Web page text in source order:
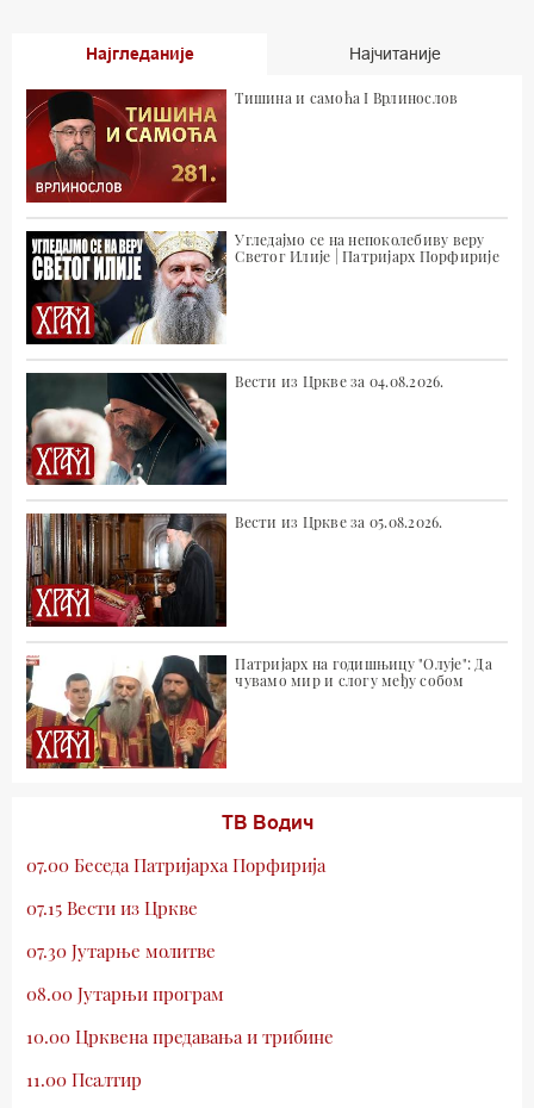
Најгледаније Најчитаније
Тишина и самоћа I Врлинослов
Угледајмо се на непоколебиву веру
Светог Илије | Патријарх Порфирије
Вести из Цркве за 04.08.2026.
Вести из Цркве за 05.08.2026.
Патријарх на годишњицу "Олује": Да
чувамо мир и слогу међу собом
ТВ Водич
07.00 Беседа Патријарха Порфирија
07.15 Вести из Цркве
07.30 Јутарње молитве
08.00 Јутарњи програм
10.00 Црквена предавања и трибине
11.00 Псалтир